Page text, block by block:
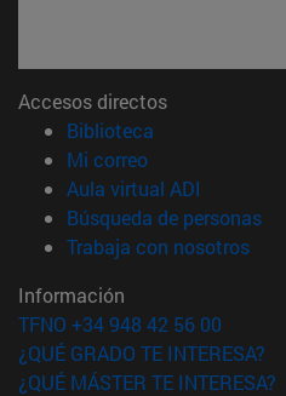
Accesos directos
Biblioteca
Mi correo(abre en nueva
Aula virtual ADI
Búsqueda de personas
Trabaja con nosotros
Información
TFNO +34 948 42 56 00
¿QUÉ GRADO TE INTERESA?
¿QUÉ MÁSTER TE INTERESA?